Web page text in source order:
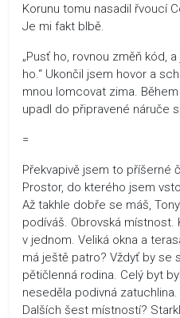
Korunu tomu nasadil řvoucí
Je mi fakt blbě.
„Pusť ho, rovnou změň kód,
ho.“ Ukončil jsem hovor a
mnou lomcovat zima.
upadl do připravené náruče
=
Překvapivě jsem to příšerné
Prostor, do kterého jsem
Až takhle dobře se máš,
podíváš. Obrovská místnost.
v jednom. Veliká okna a
má ještě patro? Vždyť by se
pětičlenná rodina. Celý byt
neseděla podivná
Dalších šest místností?